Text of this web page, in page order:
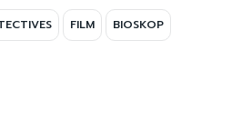
FILM BIOSKOP